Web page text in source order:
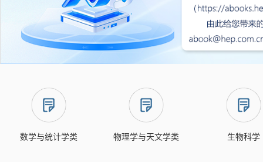
数学与统计学类 物理学与天文学类 生物科学